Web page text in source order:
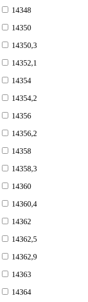
14348
14350
14350,3
14352,1
14354
14354,2
14356
14356,2
14358
14358,3
14360
14360,4
14362
14362,5
14362,9
14363
14364